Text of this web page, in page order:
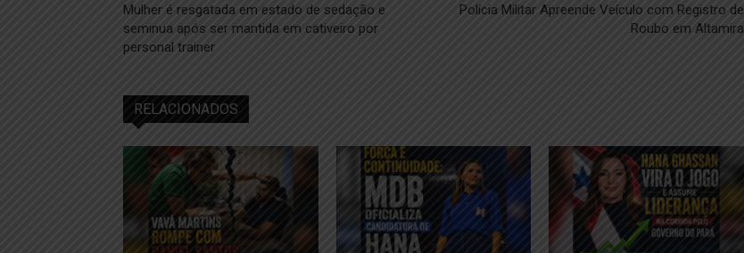
Mulher é resgatada em estado de sedação e
seminua após ser mantida em cativeiro por
personal trainer
Polícia Militar Apreende Veículo com Registro de
Roubo em Altamira
RELACIONADOS